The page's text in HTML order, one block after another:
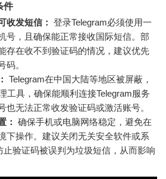
件
收发短信： 登录Telegram必须使用一
号，且确保能正常接收国际短信。部
存在收不到验证码的情况，建议优先
码。
Telegram在中国大陆等地区被屏蔽，
工具，确保能顺利连接Telegram服务
也无法正常收发验证码或激活账号。
： 确保手机或电脑网络稳定，避免在
下操作。建议关闭无关安全软件或系
止验证码被误判为垃圾短信，从而影响